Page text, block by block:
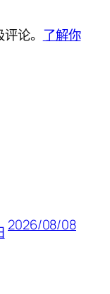
论。 了解你
2026/08/08